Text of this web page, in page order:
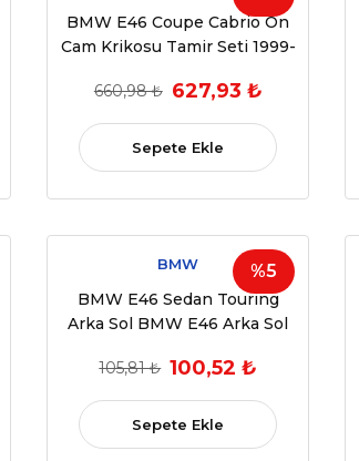
BMW E46 Coupe Cabrio Ön
Cam Krikosu Tamir Seti 1999-
660,98 ₺ 627,93 ₺
Sepete Ekle
%5
BMW
BMW E46 Sedan Touring
Arka Sol BMW E46 Arka Sol
2005 OEM 51358212099
105,81 ₺ 100,52 ₺
Sepete Ekle